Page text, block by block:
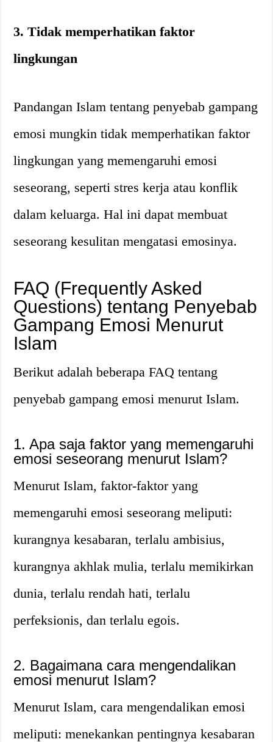
3. Tidak memperhatikan faktor
lingkungan
Pandangan Islam tentang penyebab gampang
emosi mungkin tidak memperhatikan faktor
lingkungan yang memengaruhi emosi
seseorang, seperti stres kerja atau konflik
dalam keluarga. Hal ini dapat membuat
seseorang kesulitan mengatasi emosinya.
FAQ (Frequently Asked
Questions) tentang Penyebab
Gampang Emosi Menurut
Islam
Berikut adalah beberapa FAQ tentang
penyebab gampang emosi menurut Islam.
1. Apa saja faktor yang memengaruhi
emosi seseorang menurut Islam?
Menurut Islam, faktor-faktor yang
memengaruhi emosi seseorang meliputi:
kurangnya kesabaran, terlalu ambisius,
kurangnya akhlak mulia, terlalu memikirkan
dunia, terlalu rendah hati, terlalu
perfeksionis, dan terlalu egois.
2. Bagaimana cara mengendalikan
emosi menurut Islam?
Menurut Islam, cara mengendalikan emosi
meliputi: menekankan pentingnya kesabaran